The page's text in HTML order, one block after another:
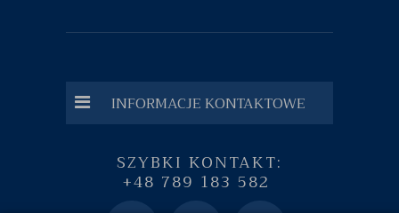
INFORMACJE KONTAKTOWE
SZYBKI KONTAKT:
+48 789 183 582